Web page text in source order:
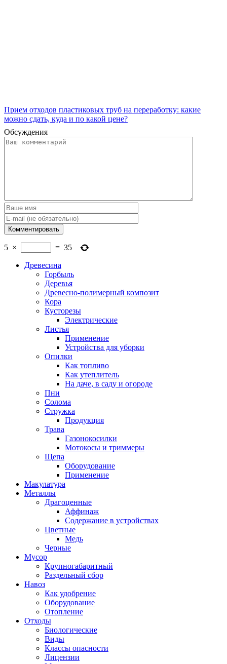
Прием отходов пластиковых труб на переработку: какие
можно сдать, куда и по какой цене?
Обсуждения
5 × = 35
Древесина
Горбыль
Деревья
Древесно-полимерный композит
Кора
Кусторезы
Электрические
Листья
Применение
Устройства для уборки
Опилки
Как топливо
Как утеплитель
На даче, в саду и огороде
Пни
Солома
Стружка
Продукция
Трава
Газонокосилки
Мотокосы и триммеры
Щепа
Оборудование
Применение
Макулатура
Металлы
Драгоценные
Аффинаж
Содержание в устройствах
Цветные
Медь
Черные
Мусор
Крупногабаритный
Раздельный сбор
Навоз
Как удобрение
Оборудование
Отопление
Отходы
Биологические
Виды
Классы опасности
Лицензии